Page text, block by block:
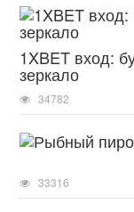
1XBET вход:
зеркало
34782
33316